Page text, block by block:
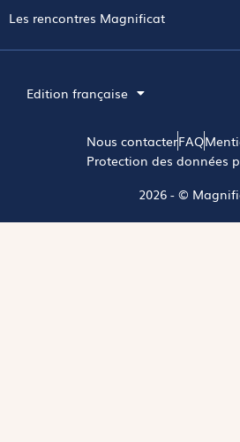
Les rencontres Magnificat
Edition française
Nous contacterFAQ
Protection des données
2026 - ©